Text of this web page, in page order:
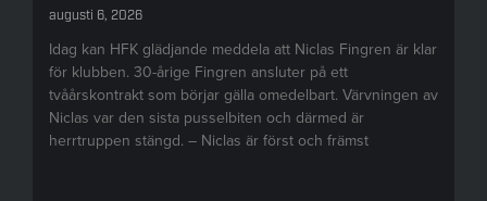
augusti 6, 2026
Idag kan HFK glädjande meddela att Niclas Fingren är klar
för klubben. 30-årige Fingren ansluter på ett
tvåårskontrakt som börjar gälla omedelbart. Värvningen av
Niclas var den sista pusselbiten och därmed är
herrtruppen stängd. – Niclas är först och främst